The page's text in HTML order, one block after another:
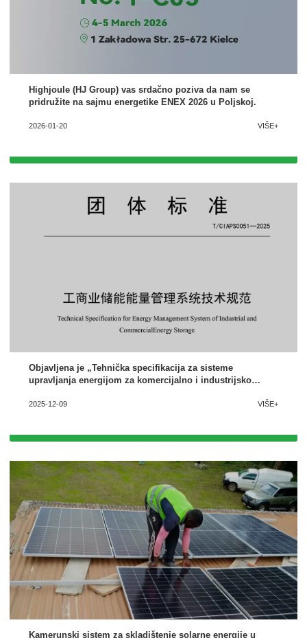
Highjoule (HJ Group) vas srdačno poziva da nam se
pridružite na sajmu energetike ENEX 2026 u Poljskoj.
2026-01-20 VIŠE+
Objavljena je „Tehnička specifikacija za sisteme
upravljanja energijom za komercijalno i industrijsko
uključen u njenu izradu.
2025-12-09 VIŠE+
Kamerunski sistem za skladištenje solarne energije u